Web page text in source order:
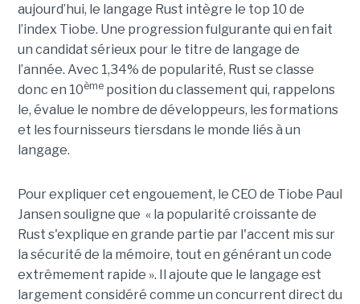
aujourd’hui, le langage Rust intègre le top 10 de
l’index Tiobe. Une progression fulgurante qui en fait
un candidat sérieux pour le titre de langage de
l’année. Avec 1,34% de popularité, Rust se classe
donc en 10èmeposition du classement qui, rappelons
le, évalue le nombre de développeurs, les formations
et les fournisseurs tiersdans le monde liés à un
langage.
Pour expliquer cet engouement, le CEO de Tiobe Paul
Jansen souligne que « la popularité croissante de
Rust s'explique en grande partie par l'accent mis sur
la sécurité de la mémoire, tout en générant un code
extrêmement rapide ». Il ajoute que le langage est
largement considéré comme un concurrent direct du